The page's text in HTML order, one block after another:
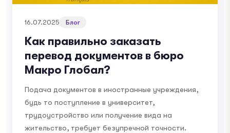
16.07.2025 Блог
Как правильно заказать
перевод документов в бюро
Макро Глобал?
Подача документов в иностранные учреждения,
будь то поступление в университет,
трудоустройство или получение вида на
жительство, требует безупречной точности.